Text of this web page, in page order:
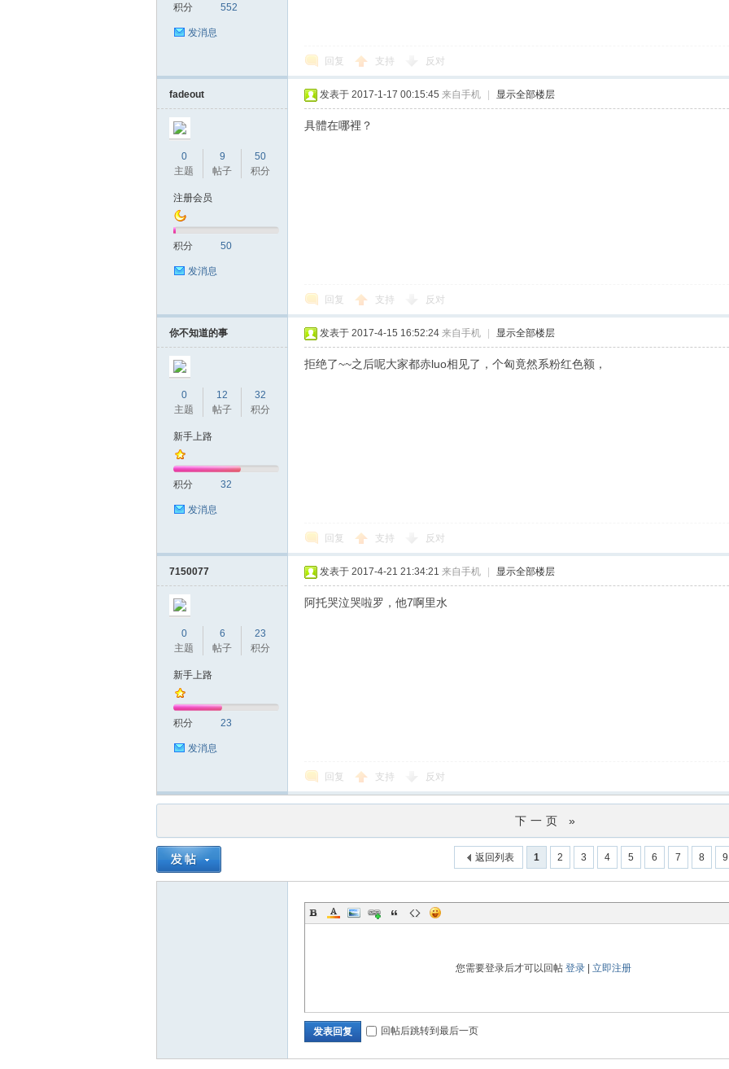
积分 552
发消息
回复 支持 反对
fadeout
0
主题
9
帖子
50
积分
注册会员
积分 50
发消息
发表于 2017-1-17 00:15:45 来自手机 显示全部楼层
具體在哪裡？
回复 支持 反对
你不知道的事
0
主题
12
帖子
32
积分
新手上路
积分 32
发消息
发表于 2017-4-15 16:52:24 来自手机 显示全部楼层
拒绝了~~之后呢大家都赤luo相见了，个匈竟然系粉红色额，
回复 支持 反对
7150077
0
主题
6
帖子
23
积分
新手上路
积分 23
发消息
发表于 2017-4-21 21:34:21 来自手机 显示全部楼层
阿托哭泣哭啦罗，他7啊里水
回复 支持 反对
下一页 »
1 2 3 4 5 6 7 8 9
返回列表
您需要登录后才可以回帖 登录| 立即注册
发表回复 回帖后跳转到最后一页